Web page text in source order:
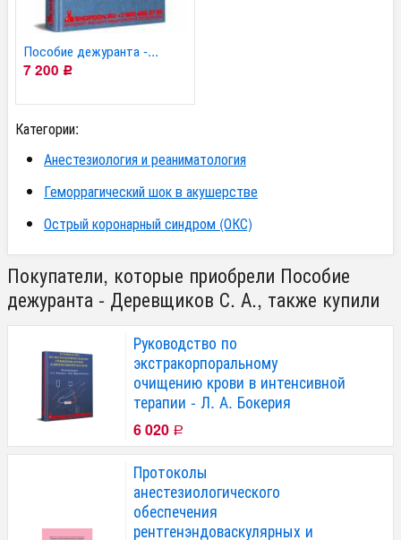
Пособие дежуранта -...
7 200 Р
Категории:
Анестезиология и реаниматология
Геморрагический шок в акушерстве
Острый коронарный синдром (ОКС)
Покупатели, которые приобрели Пособие
дежуранта - Деревщиков С. А., также купили
Руководство по
экстракорпоральному
очищению крови в интенсивной
терапии - Л. А. Бокерия
6 020 Р
Протоколы
анестезиологического
обеспечения
рентгенэндоваскулярных и